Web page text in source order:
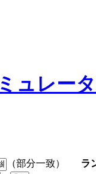
ュレー
（部分一致）
ラ